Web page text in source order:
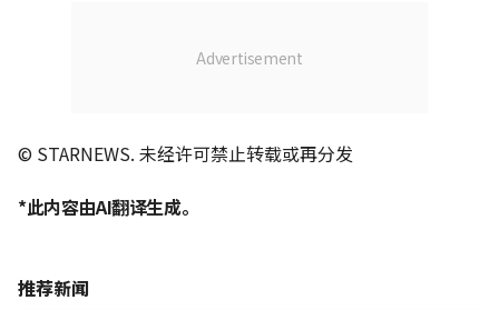
© STARNEWS. 未经许可禁止转载或再分发
*此内容由AI翻译生成。
推荐新闻